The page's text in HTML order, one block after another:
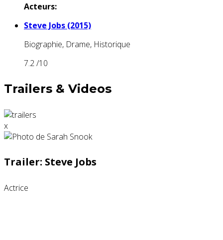
Acteurs:
Steve Jobs (2015)
Biographie, Drame, Historique
7.2/10
Trailers & Videos
x
Trailer: Steve Jobs
Actrice